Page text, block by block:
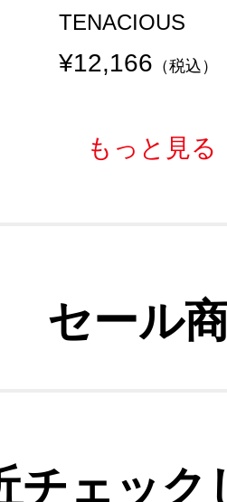
TENACIOUS
¥12,166 （税込）
もっと見る
セール
チェック